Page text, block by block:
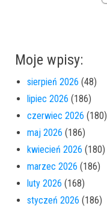
Moje wpisy:
sierpień 2026 (48)
lipiec 2026 (186)
czerwiec 2026 (180)
maj 2026 (186)
kwiecień 2026 (180)
marzec 2026 (186)
luty 2026 (168)
styczeń 2026 (186)